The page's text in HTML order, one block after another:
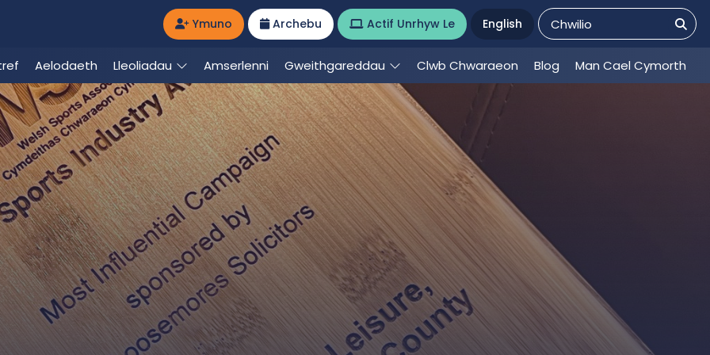
Aelodaeth Lleoliadau Amserlenni Gweithgareddau Clwb Chwaraeon Blog Man Cael Cymorth
Ymuno Archebu Actif Unrhyw Le English